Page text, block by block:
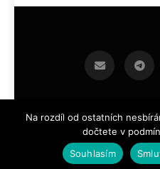
infoek.cz
Na rozdíl od ostatních
dočtete v
Souhlasím